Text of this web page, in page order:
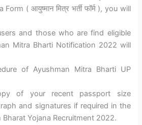
( आयुष्मान मित्र भर्ती फॉर्म ), you will
and those who are find eligible
Mitra Bharti Notification 2022 will
of Ayushman Mitra Bharti UP
of your recent passport size
and signatures if required in the
Yojana Recruitment 2022.